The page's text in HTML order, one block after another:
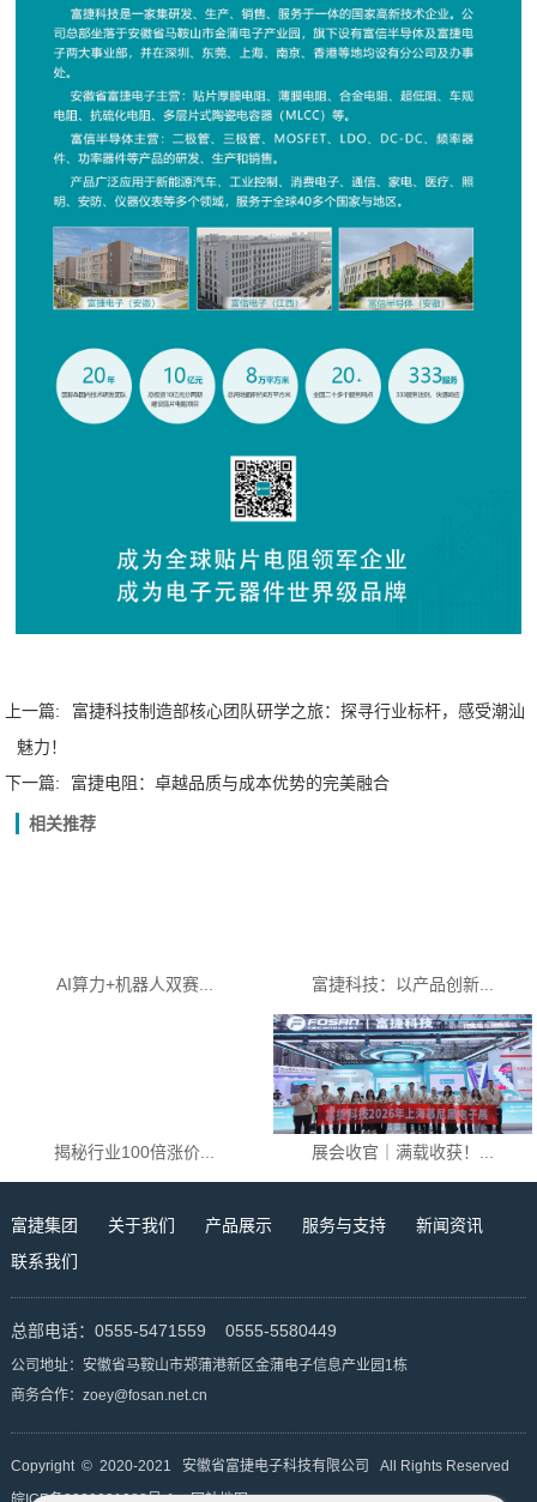
上一篇:
富捷科技制造部核心团队研学之旅：探寻行业标杆，感受潮汕
魅力！
下一篇:
富捷电阻：卓越品质与成本优势的完美融合
相关推荐
AI算力+机器人双赛... 富捷科技：以产品创新...
揭秘行业100倍涨价... 展会收官｜满载收获！...
富捷集团 关于我们 产品展示 服务与支持
新闻资讯
联系我们
总部电话：0555-5471559 0555-5580449
公司地址：安徽省马鞍山市郑蒲港新区金蒲电子信息产业园1栋
商务合作：zoey@fosan.net.cn
Copyright © 2020-2021 安徽省富捷电子科技有限公司 All Rights Reserved